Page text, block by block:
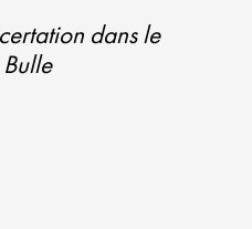
dans le